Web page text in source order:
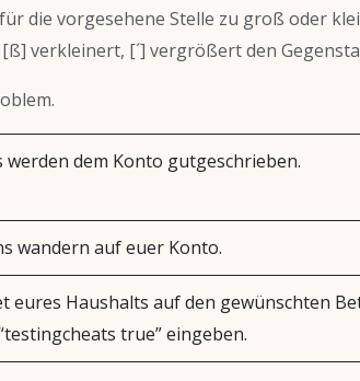
die vorgesehene Stelle zu groß oder
verkleinert, [´] vergrößert den
werden dem Konto gutgeschrieben.
wandern auf euer Konto.
eures Haushalts auf den gewünschten
true” eingeben.